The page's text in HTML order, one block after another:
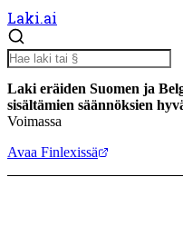
Laki.ai
Laki eräiden Suomen ja
sisältämien säännöksien
Voimassa
Avaa Finlexissä